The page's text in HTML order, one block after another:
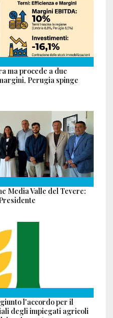
ma procede a due
Perugia spinge
Media Valle del Tevere:
l'accordo per il
degli impiegati agricoli